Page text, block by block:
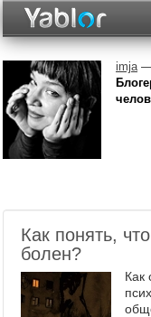
imja—
Как понять,
болен?
Как